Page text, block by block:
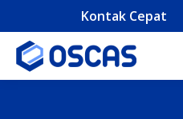
Kontak Cepat